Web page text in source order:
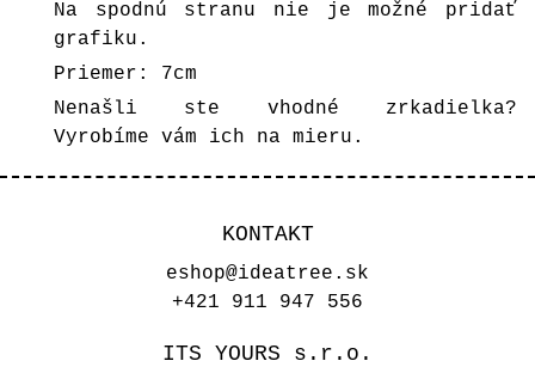
Na spodnú stranu nie je možné pridať
grafiku.
Priemer: 7cm
Nenašli ste vhodné zrkadielka?
Vyrobíme vám ich na mieru.
KONTAKT
eshop@ideatree.sk
+421 911 947 556
ITS YOURS s.r.o.